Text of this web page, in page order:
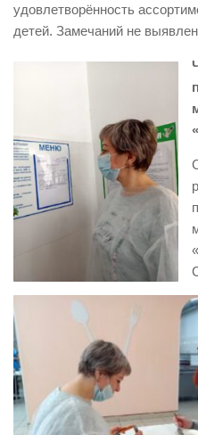
удовлетворённость
детей. Замечаний не